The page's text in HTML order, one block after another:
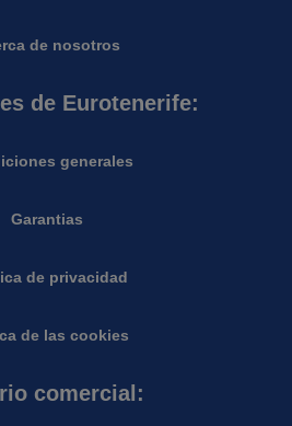
de nosotros
de Eurotenerife:
generales
Garantias
de privacidad
de las cookies
comercial: